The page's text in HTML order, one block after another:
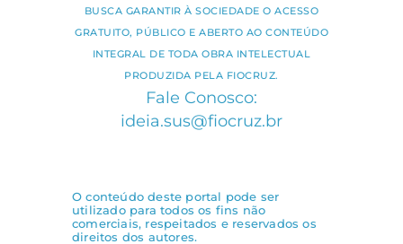
BUSCA GARANTIR À SOCIEDADE O ACESSO
GRATUITO, PÚBLICO E ABERTO AO CONTEÚDO
INTEGRAL DE TODA OBRA INTELECTUAL
PRODUZIDA PELA FIOCRUZ.
Fale Conosco:
ideia.sus@fiocruz.br
O conteúdo deste portal pode ser
utilizado para todos os fins não
comerciais, respeitados e reservados os
direitos dos autores.